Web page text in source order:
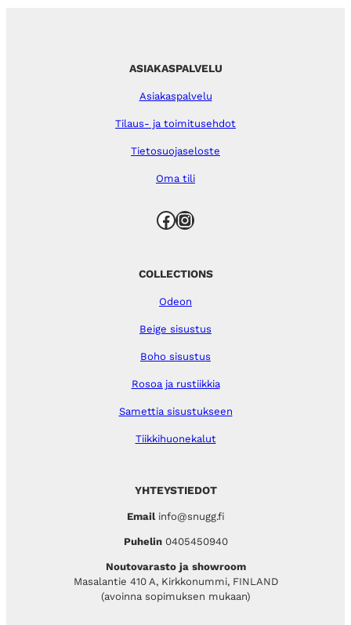
ASIAKASPALVELU
Asiakaspalvelu
Tilaus- ja toimitusehdot
Tietosuojaseloste
Oma tili
Facebook Instagram
YHTEYSTIEDOT
Emailinfo@snugg.fi
Puhelin 0405450940
Noutovarasto ja showroom
Masalantie 410 A, Kirkkonummi, FINLAND
(avoinna sopimuksen mukaan)
COLLECTIONS
Odeon
Beige sisustus
Boho sisustus
Rosoa ja rustiikkia
Samettia sisustukseen
Tiikkihuonekalut